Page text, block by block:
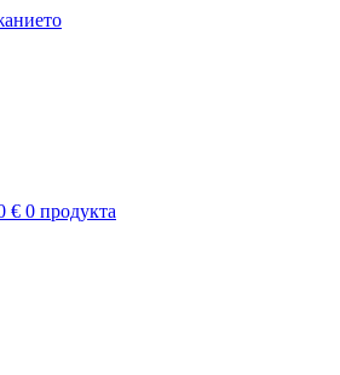
€ 0 продукта